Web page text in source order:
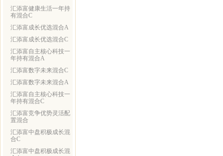
汇添富健康生活一年持
有混合C
汇添富成长优选混合A
汇添富成长优选混合C
汇添富自主核心科技一
年持有混合A
汇添富数字未来混合C
汇添富数字未来混合A
汇添富自主核心科技一
年持有混合C
汇添富竞争优势灵活配
置混合
汇添富中盘积极成长混
合C
汇添富中盘积极成长混